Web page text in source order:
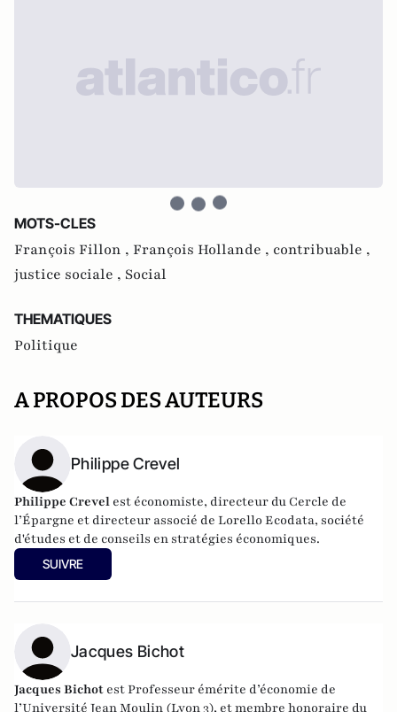
MOTS-CLES
François Fillon , François Hollande , contribuable ,
justice sociale , Social
THEMATIQUES
Politique
A PROPOS DES AUTEURS
Philippe Crevel
Philippe Crevel est économiste, directeur du Cercle de
l’Épargne et directeur associé de Lorello Ecodata, société
d'études et de conseils en stratégies économiques.
SUIVRE
Jacques Bichot
Jacques Bichot estProfesseur émérite d’économie de
l’Université Jean Moulin (Lyon 3), et membre honoraire du